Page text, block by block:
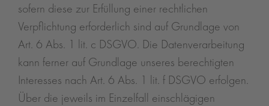
sofern diese zur Erfüllung einer rechtlichen
Verpflichtung erforderlich sind auf Grundlage von
Art. 6 Abs. 1 lit. c DSGVO. Die Datenverarbeitung
kann ferner auf Grundlage unseres berechtigten
Interesses nach Art. 6 Abs. 1 lit. f DSGVO erfolgen.
Über die jeweils im Einzelfall einschlägigen